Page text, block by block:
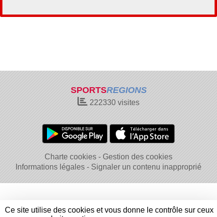
SPORTSREGIONS
222330 visites
Charte cookies
Gestion des cookies
Informations légales
Signaler un contenu inapproprié
Ce site utilise des cookies et vous donne le contrôle sur ceux